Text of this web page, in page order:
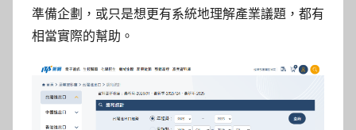
準備企劃，或只是想更有系統地理解產業議題，都有
相當實際的幫助。